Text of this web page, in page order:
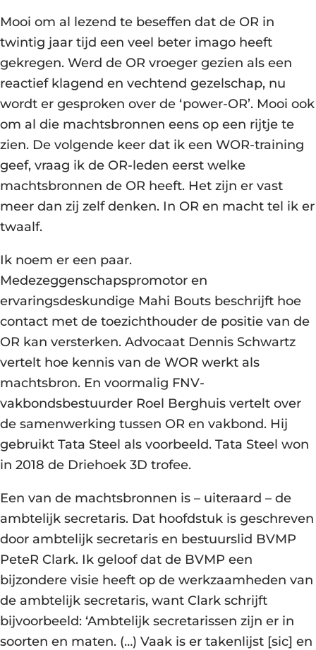
Mooi om al lezend te beseffen dat de OR in
twintig jaar tijd een veel beter imago heeft
gekregen. Werd de OR vroeger gezien als een
reactief klagend en vechtend gezelschap, nu
wordt er gesproken over de ‘power-OR’. Mooi ook
om al die machtsbronnen eens op een rijtje te
zien. De volgende keer dat ik een WOR-training
geef, vraag ik de OR-leden eerst welke
machtsbronnen de OR heeft. Het zijn er vast
meer dan zij zelf denken. In OR en macht tel ik er
twaalf.
Ik noem er een paar.
Medezeggenschapspromotor en
ervaringsdeskundige Mahi Bouts beschrijft hoe
contact met de toezichthouder de positie van de
OR kan versterken. Advocaat Dennis Schwartz
vertelt hoe kennis van de WOR werkt als
machtsbron. En voormalig FNV-
vakbondsbestuurder Roel Berghuis vertelt over
de samenwerking tussen OR en vakbond. Hij
gebruikt Tata Steel als voorbeeld. Tata Steel won
in 2018 de Driehoek 3D trofee.
Een van de machtsbronnen is – uiteraard – de
ambtelijk secretaris. Dat hoofdstuk is geschreven
door ambtelijk secretaris en bestuurslid BVMP
PeteR Clark. Ik geloof dat de BVMP een
bijzondere visie heeft op de werkzaamheden van
de ambtelijk secretaris, want Clark schrijft
bijvoorbeeld: ‘Ambtelijk secretarissen zijn er in
soorten en maten. (…) Vaak is er takenlijst [sic] en